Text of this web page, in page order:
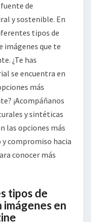
de
y sostenible. En
tipos de
imágenes que te
¿Te has
se encuentra en
más
¡Acompáñanos
y sintéticas
las opciones más
compromiso hacia
conocer más
tipos de
imágenes en